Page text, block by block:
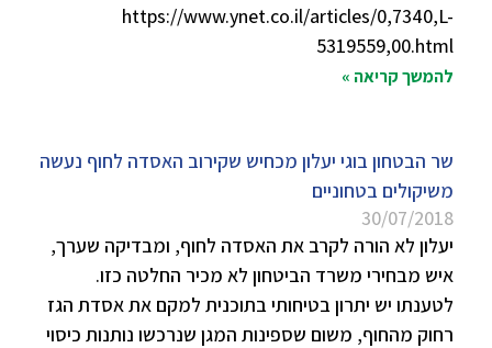
https://www.ynet.co.il/articles/0,7340,L-
5319559,00.html
להמשך קריאה »
שר הבטחון בוגי יעלון מכחיש שקירוב האסדה לחוף נעשה
משיקולים בטחוניים
30/07/2018
יעלון לא הורה לקרב את האסדה לחוף, ומבדיקה שערך,
איש מבחירי משרד הביטחון לא מכיר החלטה כזו.
לטענתו יש יתרון בטיחותי בתוכנית למקם את אסדת הגז
רחוק מהחוף, משום שספינות המגן שנרכשו נותנות כיסוי